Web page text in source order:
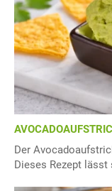
Der
Dieses Rezept